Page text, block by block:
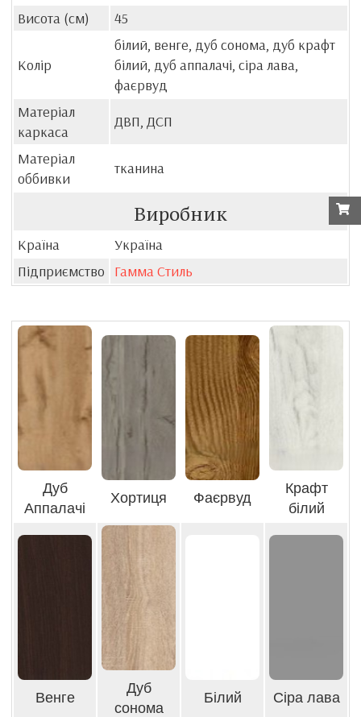
Висота (см)
45
Колір
білий, венге, дуб сонома, дуб крафт
білий, дуб аппалачі, сіра лава,
фаєрвуд
Матеріал
каркаса
ДВП, ДСП
Матеріал
оббивки
тканина
Виробник
Країна
Україна
Підприємство
Гамма Стиль
Дуб
Аппалачі
Хортиця Фаєрвуд
Крафт
білий
Венге
Дуб
сонома
Білий Сіра лава